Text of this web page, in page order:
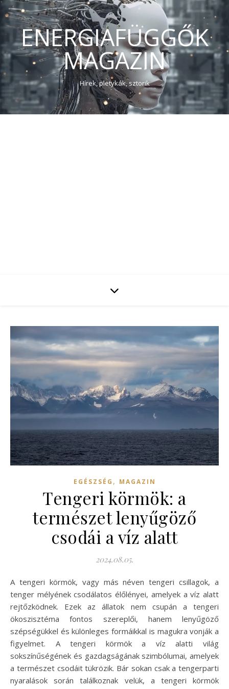
ENERGIAFÜGGŐK
MAGAZIN
Hírek, pletykák, sztorik
EGÉSZSÉG , MAGAZIN
Tengeri körmök: a
természet lenyűgöző
csodái a víz alatt
2024.08.05.
A tengeri körmök, vagy más néven tengeri csillagok, a
tenger mélyének csodálatos élőlényei, amelyek a víz alatt
rejtőzködnek. Ezek az állatok nem csupán a tengeri
ökoszisztéma fontos szereplői, hanem lenyűgöző
szépségükkel és különleges formáikkal is magukra vonják a
figyelmet. A tengeri körmök a víz alatti világ
sokszínűségének és gazdagságának szimbólumai, amelyek
a természet csodáit tükrözik. Bár sokan csak a tengerparti
nyaralások során találkoznak velük, a tengeri körmök